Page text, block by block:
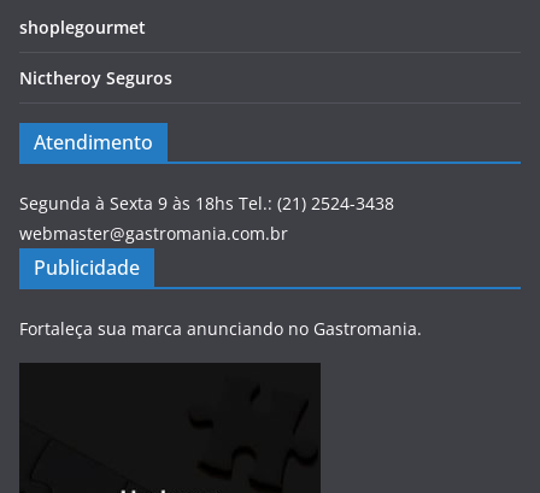
shoplegourmet
Nictheroy Seguros
Atendimento
Segunda à Sexta 9 às 18hs Tel.: (21) 2524-3438
webmaster@gastromania.com.br
Publicidade
Fortaleça sua marca anunciando no Gastromania.